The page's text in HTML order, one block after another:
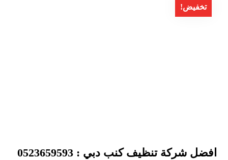
تخفيض!
افضل شركة تنظيف كنب دبي : 0523659593